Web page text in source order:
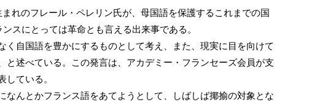
れのフレール・ペレリン氏が、母国語を保護するこれまでの国
スにとっては革命とも言える出来事である。
自国語を豊かにするものとして考え、また、現実に目を向けて
述べている。この発言は、アカデミー・フランセーズ会員が支
ている。
んとかフランス語をあてようとして、しばしば揶揄の対象とな